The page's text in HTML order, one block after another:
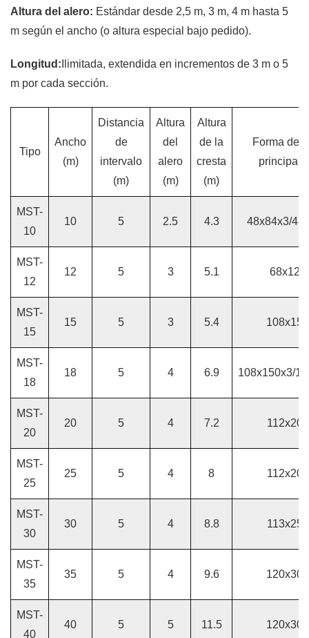
Altura del alero: Estándar desde 2,5 m, 3 m, 4 m hasta 5
m según el ancho (o altura especial bajo pedido).
Longitud: Ilimitada, extendida en incrementos de 3 m o 5
m por cada sección.
Tipo
Ancho
(m)
Distancia
de
intervalo
(m)
Altura
del
alero
(m)
Altura
de la
cresta
(m)
Forma del
principal
MST-
10
10 5 2.5 4.3 48x84x3/
MST-
12
12 5 3 5.1
MST-
15
15 5 3 5.4
MST-
18
18 5 4 6.9 108x150x3/
MST-
20
20 5 4 7.2
MST-
25
25 5 4 8
MST-
30
30 5 4 8.8
MST-
35
35 5 4 9.6
MST-
40
40 5 5 11.5